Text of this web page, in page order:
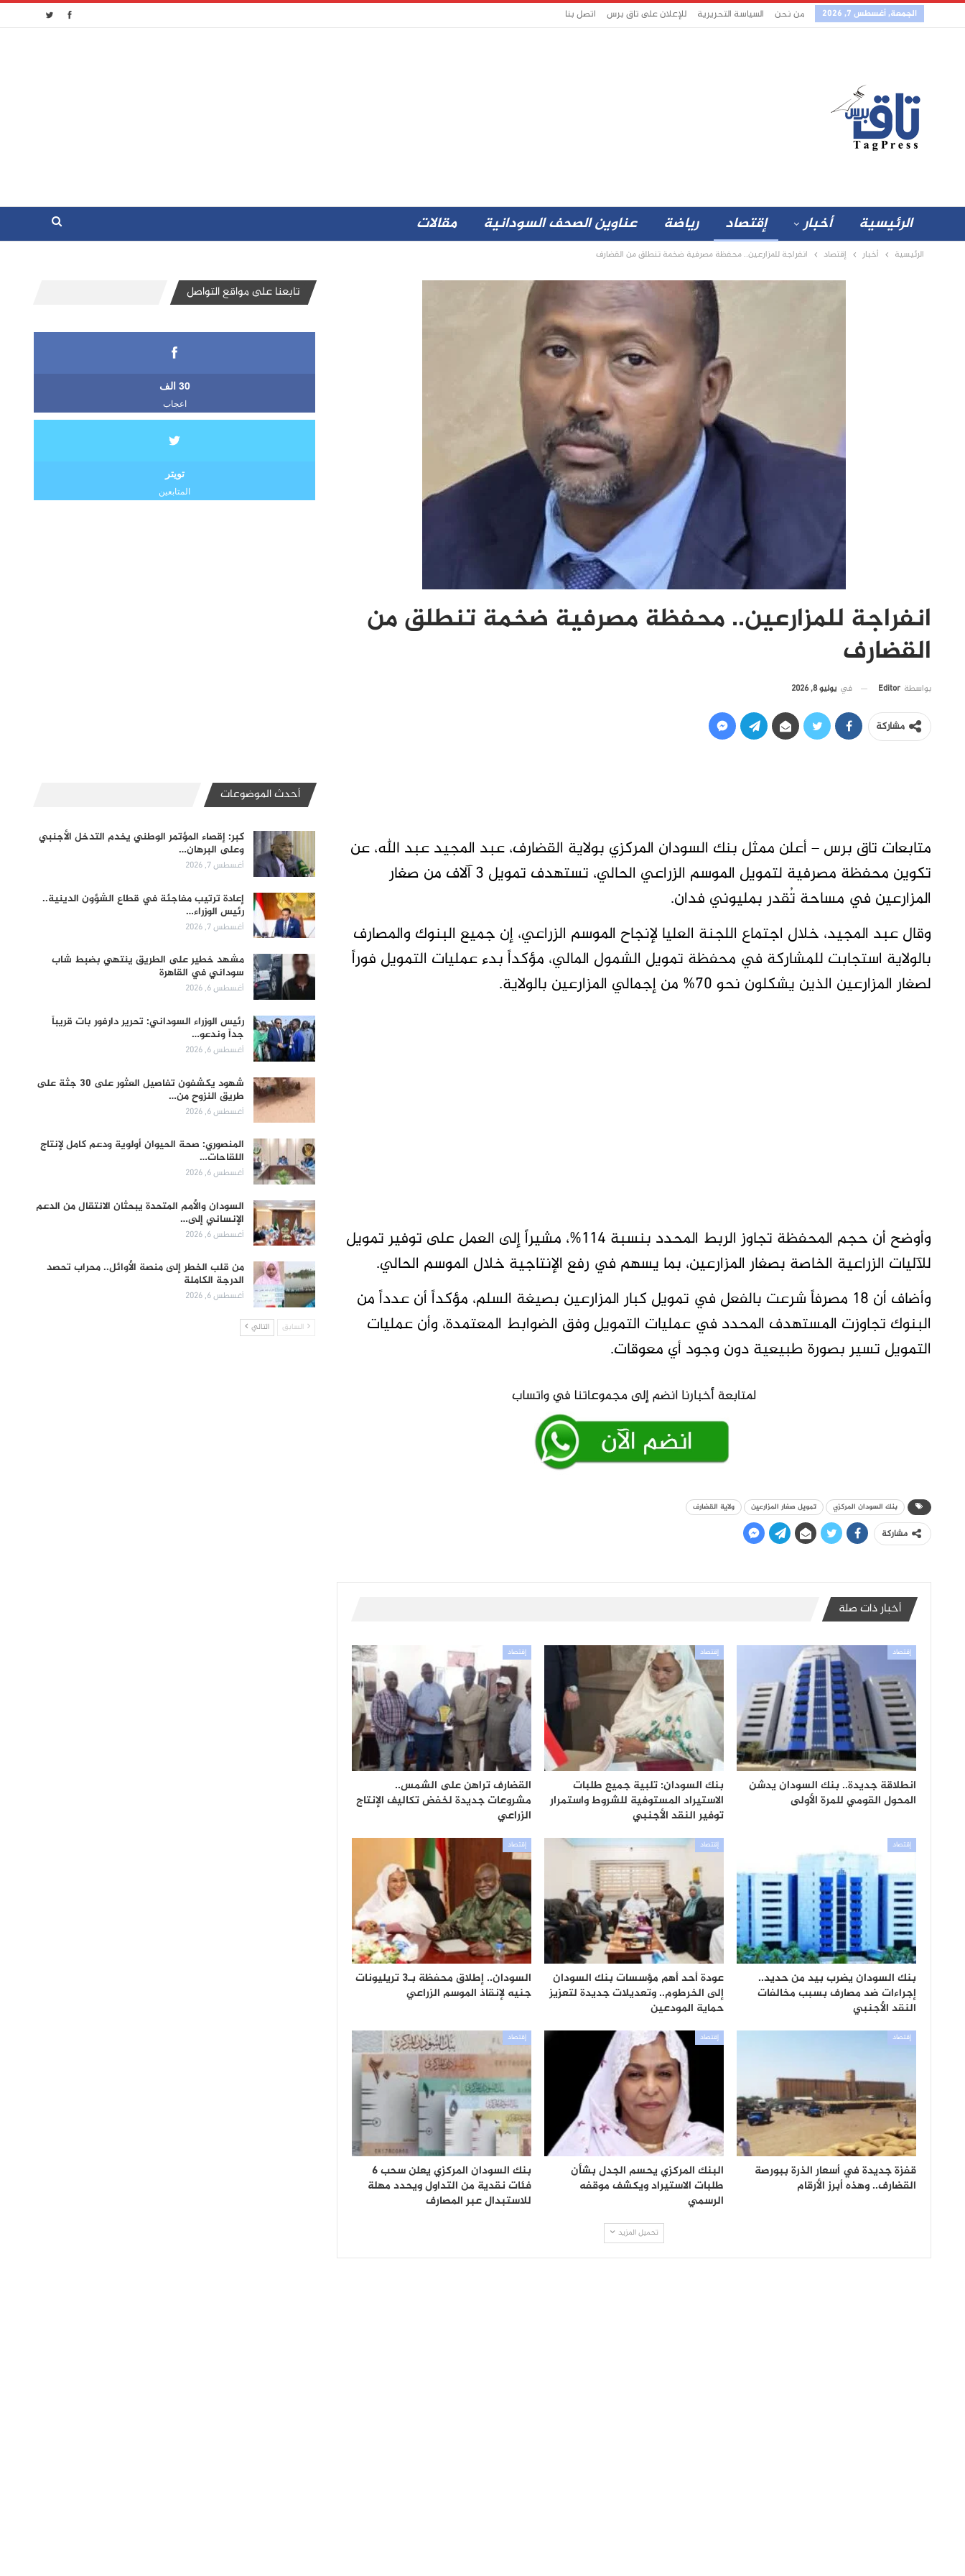
الجمعة, أغسطس 7, 2026 من نحن السياسة التحريرية للإعلان على تاق برس اتصل بنا
الرئيسية أخبار إقتصاد رياضة عناوين الصحف السودانية مقالات
الرئيسية أخبار إقتصاد انفراجة للمزارعين.. محفظة مصرفية ضخمة تنطلق من القضارف
انفراجة للمزارعين.. محفظة مصرفية ضخمة تنطلق من
القضارف
بواسطة Editor في يوليو 8, 2026
مشاركة
متابعات تاق برس – أعلن ممثل بنك السودان المركزي بولاية القضارف، عبد المجيد عبد الله، عن
تكوين محفظة مصرفية لتمويل الموسم الزراعي الحالي، تستهدف تمويل 3 آلاف من صغار
المزارعين في مساحة تُقدر بمليوني فدان.
وقال عبد المجيد، خلال اجتماع اللجنة العليا لإنجاح الموسم الزراعي، إن جميع البنوك والمصارف
بالولاية استجابت للمشاركة في محفظة تمويل الشمول المالي، مؤكداً بدء عمليات التمويل فوراً
لصغار المزارعين الذين يشكلون نحو 70% من إجمالي المزارعين بالولاية.
وأوضح أن حجم المحفظة تجاوز الربط المحدد بنسبة 114%، مشيراً إلى العمل على توفير تمويل
للآليات الزراعية الخاصة بصغار المزارعين، بما يسهم في رفع الإنتاجية خلال الموسم الحالي.
وأضاف أن 18 مصرفاً شرعت بالفعل في تمويل كبار المزارعين بصيغة السلم، مؤكداً أن عدداً من
البنوك تجاوزت المستهدف المحدد في عمليات التمويل وفق الضوابط المعتمدة، وأن عمليات
التمويل تسير بصورة طبيعية دون وجود أي معوقات.
بنك السودان المركزي تمويل صغار المزارعين ولاية القضارف
مشاركة
أخبار ذات صلة
إقتصاد
انطلاقة جديدة.. بنك السودان يدشن
المحول القومي للمرة الأولى
إقتصاد
بنك السودان: تلبية جميع طلبات
الاستيراد المستوفية للشروط واستمرار
توفير النقد الأجنبي
إقتصاد
القضارف تراهن على الشمس..
مشروعات جديدة لخفض تكاليف الإنتاج
الزراعي
إقتصاد
بنك السودان يضرب بيد من حديد..
إجراءات ضد مصارف بسبب مخالفات
النقد الأجنبي
إقتصاد
عودة أحد أهم مؤسسات بنك السودان
إلى الخرطوم.. وتعديلات جديدة لتعزيز
حماية المودعين
إقتصاد
السودان.. إطلاق محفظة بـ3 تريليونات
جنيه لإنقاذ الموسم الزراعي
إقتصاد
قفزة جديدة في أسعار الذرة ببورصة
القضارف.. وهذه أبرز الأرقام
إقتصاد
البنك المركزي يحسم الجدل بشأن
طلبات الاستيراد ويكشف موقفه
الرسمي
إقتصاد
بنك السودان المركزي يعلن سحب 6
فئات نقدية من التداول ويحدد مهلة
للاستبدال عبر المصارف
تحميل المزيد
تابعنا على مواقع التواصل
30 الف
اعجاب
تويتر
المتابعين
أحدث الموضوعات
كبر: إقصاء المؤتمر الوطني يخدم التدخل الأجنبي
وعلى البرهان…
أغسطس 7, 2026
إعادة ترتيب مفاجئة في قطاع الشؤون الدينية..
رئيس الوزراء…
أغسطس 7, 2026
مشهد خطير على الطريق ينتهي بضبط شاب
سوداني في القاهرة
أغسطس 6, 2026
رئيس الوزراء السوداني: تحرير دارفور بات قريباً
جداً وندعو…
أغسطس 6, 2026
شهود يكشفون تفاصيل العثور على 30 جثة على
طريق النزوح من…
أغسطس 6, 2026
المنصوري: صحة الحيوان أولوية ودعم كامل لإنتاج
اللقاحات…
أغسطس 6, 2026
السودان والأمم المتحدة يبحثان الانتقال من الدعم
الإنساني إلى…
أغسطس 6, 2026
من قلب الخطر إلى منصة الأوائل.. محراب تحصد
الدرجة الكاملة
أغسطس 6, 2026
السابق التالي